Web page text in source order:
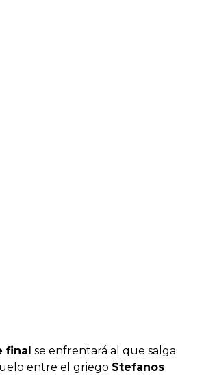
final se enfrentará al que salga
entre el griego Stefanos